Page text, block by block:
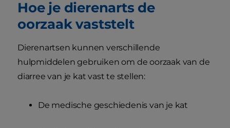
Hoe je dierenarts de
oorzaak vaststelt
Dierenartsen kunnen verschillende
hulpmiddelen gebruiken om de oorzaak van de
diarree van je kat vast te stellen:
De medische geschiedenis van je kat